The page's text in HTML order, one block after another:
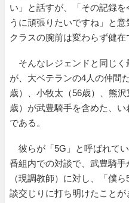
い」と話すが、「その記録
うに頑張りたいですね」と
クラスの腕前は変わらず健在
そんなレジェンドと同じく
が、大ベテランの4人の仲間
歳）、小牧太（56歳）、熊
歳）が武豊騎手を含めた、
である。
彼らが「5G」と呼ばれて
番組内での対談で、武豊騎
（現調教師）に対し、「僕
談交じりに打ち明けたことが